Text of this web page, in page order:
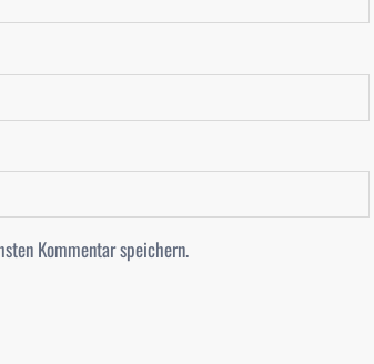
Kommentar speichern.